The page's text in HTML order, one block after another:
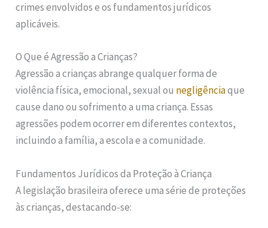
crimes envolvidos e os fundamentos jurídicos
aplicáveis.
O Que é Agressão a Crianças?
Agressão a crianças abrange qualquer forma de
violência física, emocional, sexual ou negligênciaque
cause dano ou sofrimento a uma criança. Essas
agressões podem ocorrer em diferentes contextos,
incluindo a família, a escola e a comunidade.
Fundamentos Jurídicos da Proteção à Criança
A legislação brasileira oferece uma série de proteções
às crianças, destacando-se: